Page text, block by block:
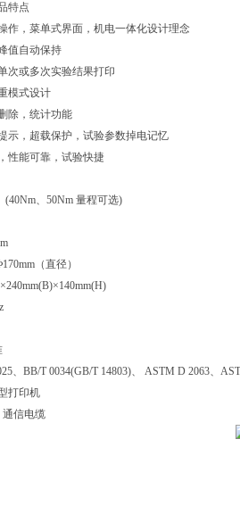
特点
作，菜单式界面，机电一体化设计理念
值自动保持
次或多次实验结果打印
模式设计
除，统计功能
示，超载保护，试验参数掉电记忆
性能可靠，试验快捷
(40Nm、50Nm 量程可选)
（直径）
、BB/T 0034(GB/T 14803)、 ASTM D 2063、
打印机
通信电缆